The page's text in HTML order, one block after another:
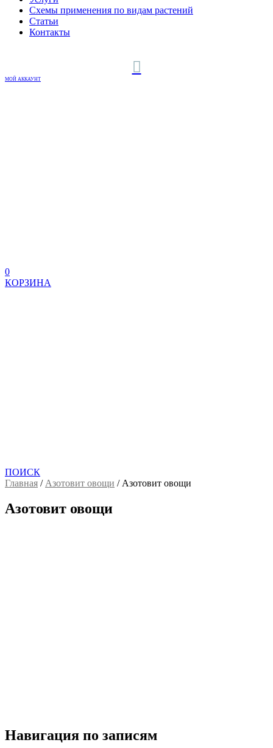
Схемы применения по видам растений
Статьи
Контакты
МОЙ АККАУНТ
0
КОРЗИНА
ПОИСК
Главная / Азотовит овощи / Азотовит овощи
Азотовит овощи
Навигация по записям